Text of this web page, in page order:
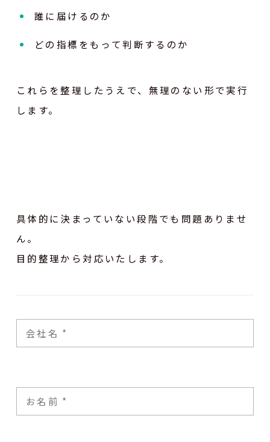
誰に届けるのか
どの指標をもって判断するのか
これらを整理したうえで、無理のない形で実行
します。
具体的に決まっていない段階でも問題ありませ
ん。
目的整理から対応いたします。